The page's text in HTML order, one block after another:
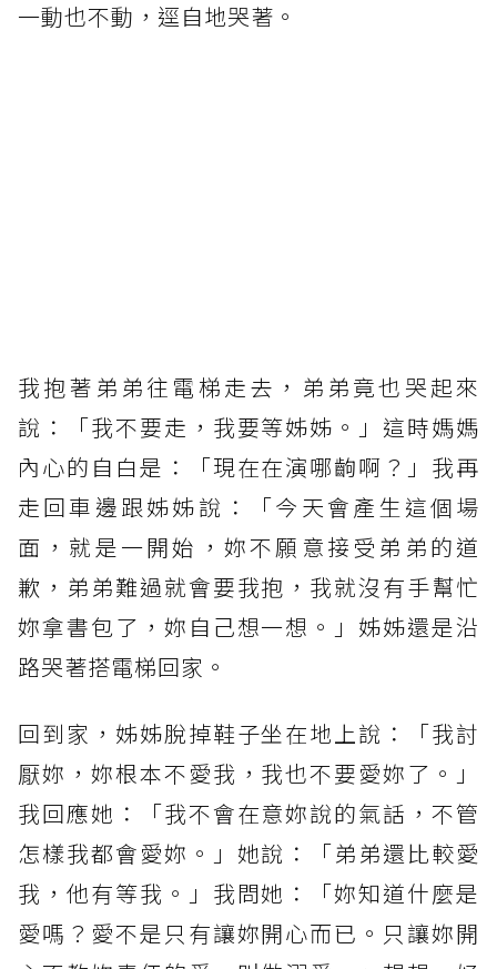
一動也不動，逕自地哭著。
我抱著弟弟往電梯走去，弟弟竟也哭起來
說：「我不要走，我要等姊姊。」這時媽媽
內心的自白是：「現在在演哪齣啊？」我再
走回車邊跟姊姊說：「今天會產生這個場
面，就是一開始，妳不願意接受弟弟的道
歉，弟弟難過就會要我抱，我就沒有手幫忙
妳拿書包了，妳自己想一想。」姊姊還是沿
路哭著搭電梯回家。
回到家，姊姊脫掉鞋子坐在地上說：「我討
厭妳，妳根本不愛我，我也不要愛妳了。」
我回應她：「我不會在意妳說的氣話，不管
怎樣我都會愛妳。」她說：「弟弟還比較愛
我，他有等我。」我問她：「妳知道什麼是
愛嗎？愛不是只有讓妳開心而已。只讓妳開